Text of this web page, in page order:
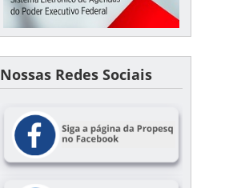
Nossas Redes Sociais